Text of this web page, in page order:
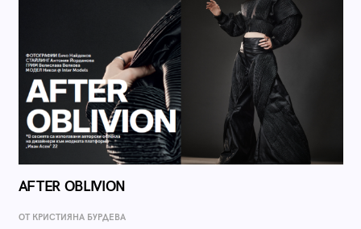
AFTER OBLIVION
ОТ КРИСТИЯНА БУРДЕВА